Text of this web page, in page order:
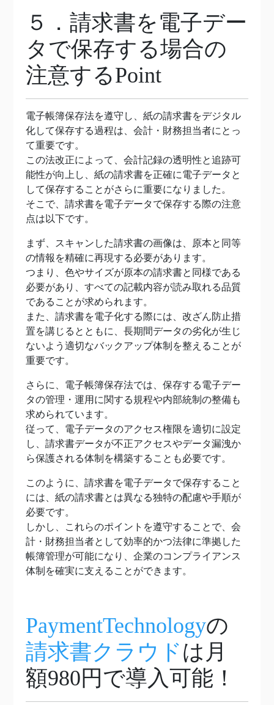
５．請求書を電子デー
タで保存する場合の
注意するPoint
電子帳簿保存法を遵守し、紙の請求書をデジタル
化して保存する過程は、会計・財務担当者にとっ
て重要です。
この法改正によって、会計記録の透明性と追跡可
能性が向上し、紙の請求書を正確に電子データと
して保存することがさらに重要になりました。
そこで、請求書を電子データで保存する際の注意
点は以下です。
まず、スキャンした請求書の画像は、原本と同等
の情報を精確に再現する必要があります。
つまり、色やサイズが原本の請求書と同様である
必要があり、すべての記載内容が読み取れる品質
であることが求められます。
また、請求書を電子化する際には、改ざん防止措
置を講じるとともに、長期間データの劣化が生じ
ないよう適切なバックアップ体制を整えることが
重要です。
さらに、電子帳簿保存法では、保存する電子デー
タの管理・運用に関する規程や内部統制の整備も
求められています。
従って、電子データのアクセス権限を適切に設定
し、請求書データが不正アクセスやデータ漏洩か
ら保護される体制を構築することも必要です。
このように、請求書を電子データで保存すること
には、紙の請求書とは異なる独特の配慮や手順が
必要です。
しかし、これらのポイントを遵守することで、会
計・財務担当者として効率的かつ法律に準拠した
帳簿管理が可能になり、企業のコンプライアンス
体制を確実に支えることができます。
PaymentTechnologyの
請求書クラウドは月
額980円で導入可能！